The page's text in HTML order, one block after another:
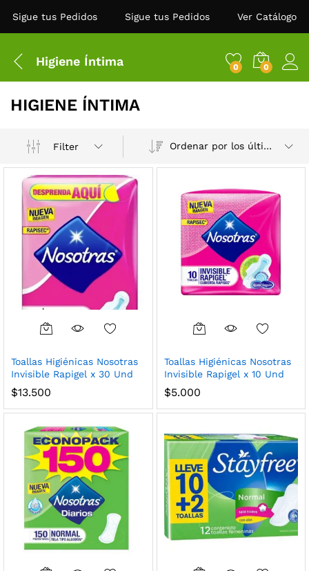
Sigue tus Pedidos Sigue tus Pedidos Ver Catálogo
Higiene Íntima 0 0
HIGIENE ÍNTIMA
Filter Ordenar por los últimos
Toallas Higiénicas Nosotras
Invisible Rapigel x 30 Und
$13.500
Toallas Higiénicas Nosotras
Invisible Rapigel x 10 Und
$5.000